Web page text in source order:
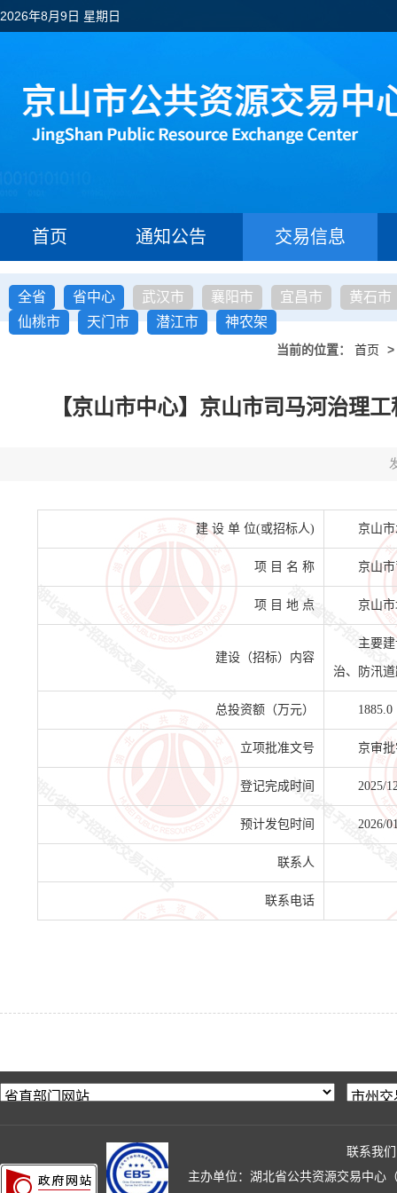
2026年8月9日 星期日
首页 通知公告 交易信息
全省 省中心 武汉市 襄阳市 宜昌市
黄石市
仙桃市
天门市 潜江市 神农架
当前的位置： 首页 >
【京山市中心】京山市司马河治理
建 设 单 位(或招标人) 京山
项 目 名 称 京山
项 目 地 点 京山
建设（招标）内容
主要
治、防汛
总投资额（万元） 1885.0
立项批准文号 京审
登记完成时间 2025/
预计发包时间 2026/
联系人
联系电话
联系我们
主办单位：湖北省公共资源交易中心